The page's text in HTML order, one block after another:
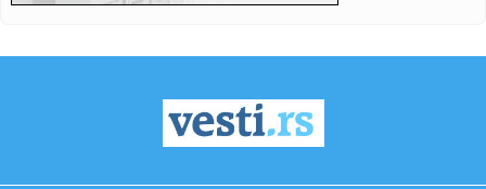
Minhenu
Teška saobraćajka u Prijedoru: Povrijeđen vozač motora